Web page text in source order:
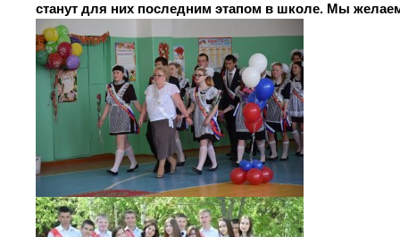
станут для них последним этапом в школе. Мы